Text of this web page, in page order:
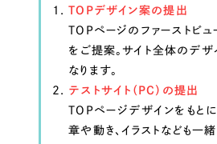
TOPデザイン案の提出
TOPページのファーストビ
をご提案。サイト全体のデザ
なります。
テストサイト（PC）の提出
TOPページデザインをもと
章や動き、イラストなども一